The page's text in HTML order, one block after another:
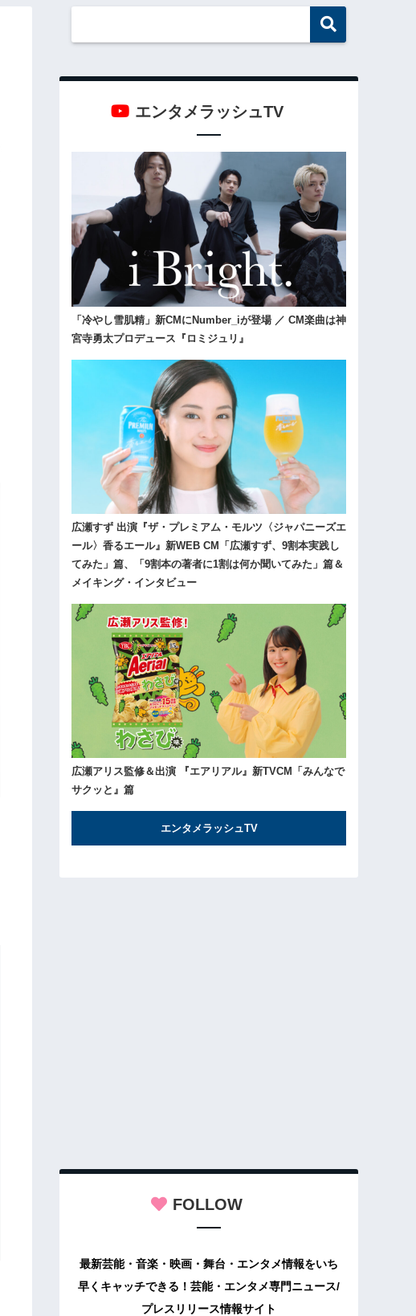
エンタメラッシュTV
「冷やし雪肌精」新CMにNumber_iが登場 ／ CM楽曲は神
宮寺勇太プロデュース『ロミジュリ』
広瀬すず 出演『ザ・プレミアム・モルツ〈ジャパニーズエ
ール〉香るエール』新WEB CM「広瀬すず、9割本実践し
てみた」篇、「9割本の著者に1割は何か聞いてみた」篇＆
メイキング・インタビュー
広瀬アリス監修＆出演 『エアリアル』新TVCM「みんなで
サクッと』篇
エンタメラッシュTV
FOLLOW
最新芸能・音楽・映画・舞台・エンタメ情報をいち
早くキャッチできる！芸能・エンタメ専門ニュース/
プレスリリース情報サイト